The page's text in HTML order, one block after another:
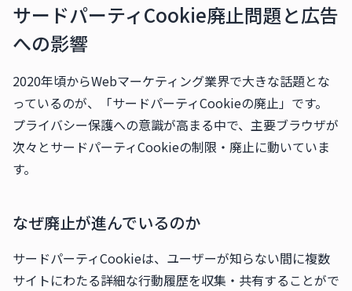
サードパーティCookie廃止問題と広告
への影響
2020年頃からWebマーケティング業界で大きな話題とな
っているのが、「サードパーティCookieの廃止」です。
プライバシー保護への意識が高まる中で、主要ブラウザが
次々とサードパーティCookieの制限・廃止に動いていま
す。
なぜ廃止が進んでいるのか
サードパーティCookieは、ユーザーが知らない間に複数
サイトにわたる詳細な行動履歴を収集・共有することがで